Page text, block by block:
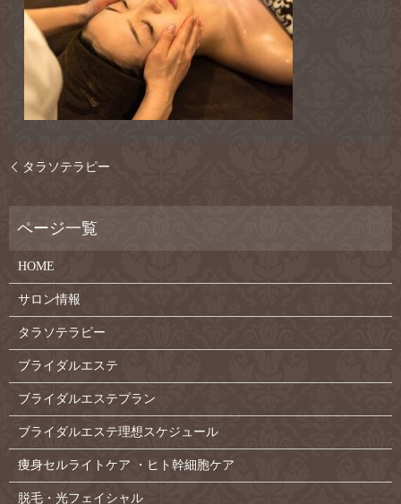
タラソテラピー
HOME
サロン情報
タラソテラピー
ブライダルエステ
ブライダルエステプラン
ブライダルエステ理想スケジュール
痩身セルライトケア ・ヒト幹細胞ケア
脱毛・光フェイシャル